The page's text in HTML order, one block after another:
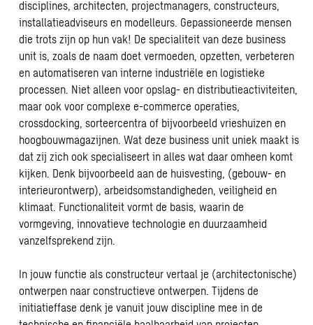
disciplines, architecten, projectmanagers, constructeurs,
installatieadviseurs en modelleurs. Gepassioneerde mensen
die trots zijn op hun vak! De specialiteit van deze business
unit is, zoals de naam doet vermoeden, opzetten, verbeteren
en automatiseren van interne industriële en logistieke
processen. Niet alleen voor opslag- en distributieactiviteiten,
maar ook voor complexe e-commerce operaties,
crossdocking, sorteercentra of bijvoorbeeld vrieshuizen en
hoogbouwmagazijnen. Wat deze business unit uniek maakt is
dat zij zich ook specialiseert in alles wat daar omheen komt
kijken. Denk bijvoorbeeld aan de huisvesting, (gebouw- en
interieurontwerp), arbeidsomstandigheden, veiligheid en
klimaat. Functionaliteit vormt de basis, waarin de
vormgeving, innovatieve technologie en duurzaamheid
vanzelfsprekend zijn.
In jouw functie als constructeur vertaal je (architectonische)
ontwerpen naar constructieve ontwerpen. Tijdens de
initiatieffase denk je vanuit jouw discipline mee in de